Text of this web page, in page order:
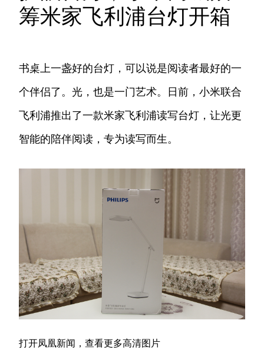
筹米家飞利浦台灯开箱
书桌上一盏好的台灯，可以说是阅读者最好的一
个伴侣了。光，也是一门艺术。日前，小米联合
飞利浦推出了一款米家飞利浦读写台灯，让光更
智能的陪伴阅读，专为读写而生。
打开凤凰新闻，查看更多高清图片